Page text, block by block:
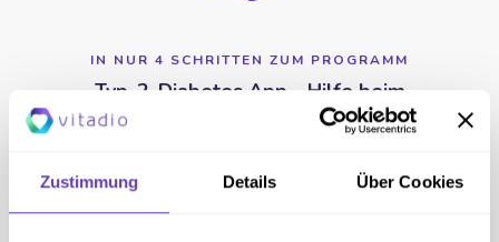
Zustimmung Details Über Cookies
IN NUR 4 SCHRITTEN ZUM PROGRAMM
Typ-2-Diabetes App - Hilfe beim
Jetzt starten